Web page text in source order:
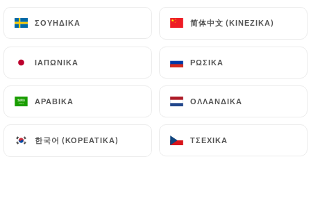
ΜΕΝΟΎ EL
ΣΟΥΗΔΙΚΆ 简体中文 (ΚΙΝΈΖΙΚΑ)
ΙΑΠΩΝΙΚΆ ΡΩΣΙΚΆ
ΑΡΑΒΙΚΆ ΟΛΛΑΝΔΙΚΆ
한국어 (ΚΟΡΕΆΤΙΚΑ) ΤΣΈΧΙΚΑ
ΑΡΧΙΚΉ/ ΦΩΤΟΓΡΑΦΊΕΣ
ΣΟΥΗΔΙΚΆ 简体中文 (ΚΙΝΈΖΙΚΑ)
ΙΑΠΩΝΙΚΆ ΡΩΣΙΚΆ
ΑΡΑΒΙΚΆ ΟΛΛΑΝΔΙΚΆ
한국어 (ΚΟΡΕΆΤΙΚΑ) ΤΣΈΧΙΚΑ